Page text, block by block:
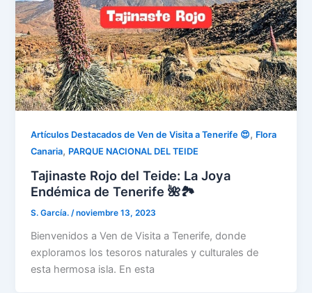
Artículos Destacados de Ven de Visita a Tenerife 😍, Flora
Canaria, PARQUE NACIONAL DEL TEIDE
Tajinaste Rojo del Teide: La Joya
Endémica de Tenerife 🌺🏞️
S. García. /noviembre 13, 2023
Bienvenidos a Ven de Visita a Tenerife, donde
exploramos los tesoros naturales y culturales de
esta hermosa isla. En esta